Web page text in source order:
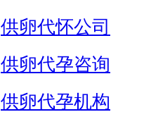
供卵代怀公司
供卵代孕咨询
供卵代孕机构